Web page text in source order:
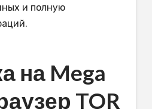
и полную
на Mega
TOR